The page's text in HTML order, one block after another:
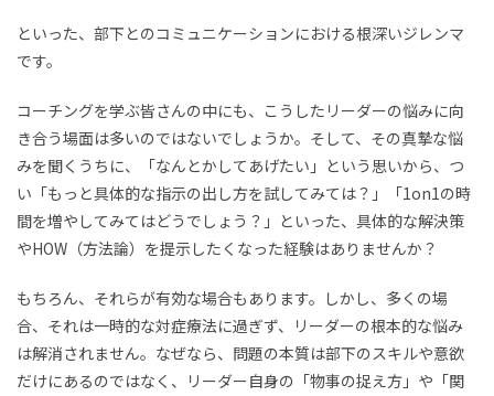
といった、部下とのコミュニケーションにおける根深いジレンマ
です。
コーチングを学ぶ皆さんの中にも、こうしたリーダーの悩みに向
き合う場面は多いのではないでしょうか。そして、その真摯な悩
みを聞くうちに、「なんとかしてあげたい」という思いから、つ
い「もっと具体的な指示の出し方を試してみては？」「1on1の時
間を増やしてみてはどうでしょう？」といった、具体的な解決策
やHOW（方法論）を提示したくなった経験はありませんか？
もちろん、それらが有効な場合もあります。しかし、多くの場
合、それは一時的な対症療法に過ぎず、リーダーの根本的な悩み
は解消されません。なぜなら、問題の本質は部下のスキルや意欲
だけにあるのではなく、リーダー自身の「物事の捉え方」や「関